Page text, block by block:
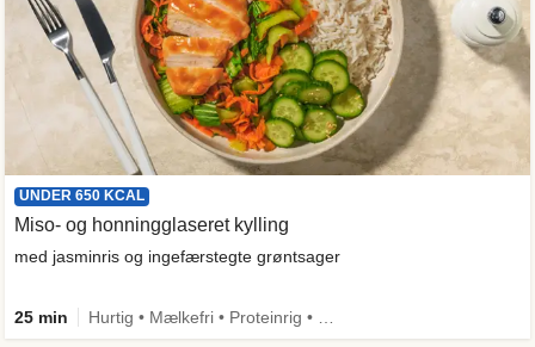
UNDER 650 KCAL
Miso- og honningglaseret kylling
med jasminris og ingefærstegte grøntsager
25 min